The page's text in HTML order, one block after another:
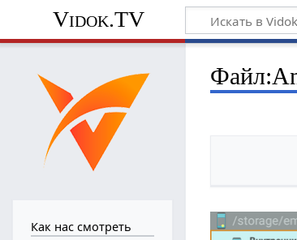
Vidok.TV
Как нас смотреть